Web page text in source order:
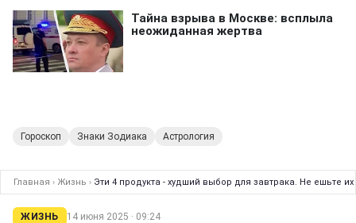
Гороскоп Знаки Зодиака Астрология
Главная › Жизнь › Эти 4 продукта - худший выбор для завтрака. Не ешьте
ЖИЗНЬ 14 июня 2025 · 09:24